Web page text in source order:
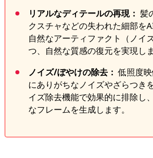
リアルなディテールの再現： 髪
クスチャなどの失われた細部を
自然なアーティファクト（ノイ
つ、自然な質感の復元を実現しま
ノイズ/ぼやけの除去： 低照度
にありがちなノイズやざらつき
イズ除去機能で効果的に排除し
なフレームを生成します。